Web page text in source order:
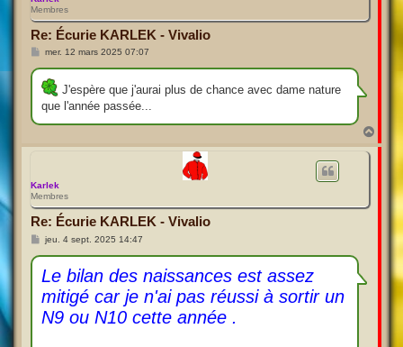
Membres
Re: Écurie KARLEK - Vivalio
M
s
s
a
g
e
mer. 12 mars 2025 07:07
J'espère que j'aurai plus de chance avec dame nature
que l'année passée...
a
Karlek
Membres
Re: Écurie KARLEK - Vivalio
M
s
s
a
g
e
jeu. 4 sept. 2025 14:47
Le bilan des naissances est assez
mitigé car je n'ai pas réussi à sortir un
N9 ou N10 cette année .